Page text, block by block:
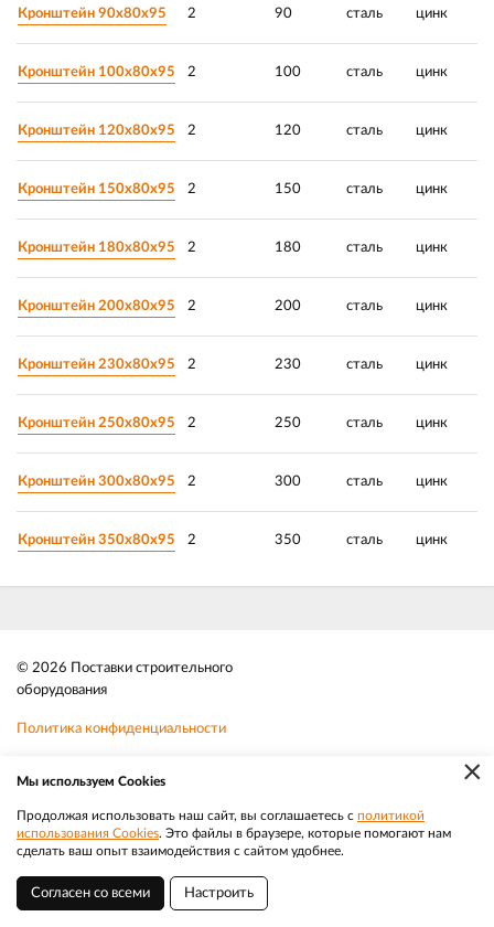
Кронштейн 90х80х95 2 90 сталь цинк
Кронштейн 100х80х95 2 100 сталь цинк
Кронштейн 120х80х95 2 120 сталь цинк
Кронштейн 150х80х95 2 150 сталь цинк
Кронштейн 180х80х95 2 180 сталь цинк
Кронштейн 200х80х95 2 200 сталь цинк
Кронштейн 230х80х95 2 230 сталь цинк
Кронштейн 250х80х95 2 250 сталь цинк
Кронштейн 300х80х95 2 300 сталь цинк
Кронштейн 350х80х95 2 350 сталь цинк
© 2026 Поставки строительного
оборудования
Политика конфиденциальности
Телефон:8 (383) 202 1436
Электронная почта:sale@efacade.ru Разработка|Веб-аналитика
×
Мы используем Cookies
Продолжая использовать наш сайт, вы соглашаетесь с политикой
использования Cookies. Это файлы в браузере, которые помогают нам
сделать ваш опыт взаимодействия с сайтом удобнее.
Согласен со всеми Настроить